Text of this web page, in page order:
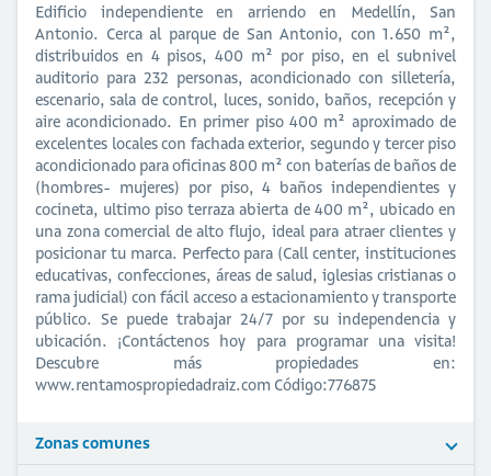
Edificio independiente en arriendo en Medellín, San
Antonio. Cerca al parque de San Antonio, con 1.650 m²,
distribuidos en 4 pisos, 400 m² por piso, en el subnivel
auditorio para 232 personas, acondicionado con silletería,
escenario, sala de control, luces, sonido, baños, recepción y
aire acondicionado. En primer piso 400 m² aproximado de
excelentes locales con fachada exterior, segundo y tercer piso
acondicionado para oficinas 800 m² con baterías de baños de
(hombres- mujeres) por piso, 4 baños independientes y
cocineta, ultimo piso terraza abierta de 400 m², ubicado en
una zona comercial de alto flujo, ideal para atraer clientes y
posicionar tu marca. Perfecto para (Call center, instituciones
educativas, confecciones, áreas de salud, iglesias cristianas o
rama judicial) con fácil acceso a estacionamiento y transporte
público. Se puede trabajar 24/7 por su independencia y
ubicación. ¡Contáctenos hoy para programar una visita!
Descubre más propiedades en:
www.rentamospropiedadraiz.com Código:776875
Zonas comunes